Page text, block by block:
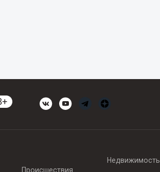
Происшествия
Недвижимость